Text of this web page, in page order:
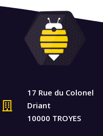
17 Rue du Colonel
Driant
10000 TROYES